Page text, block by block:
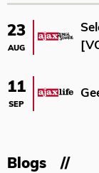
23
AUG
11
SEP
Blogs